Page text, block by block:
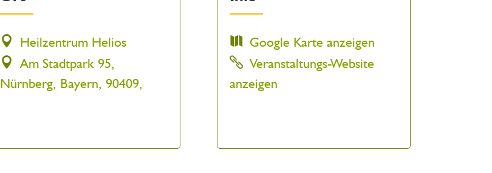
Heilzentrum Helios
Am Stadtpark 95,
Nürnberg, Bayern, 90409,
Google Karte anzeigen
Veranstaltungs-Website
anzeigen